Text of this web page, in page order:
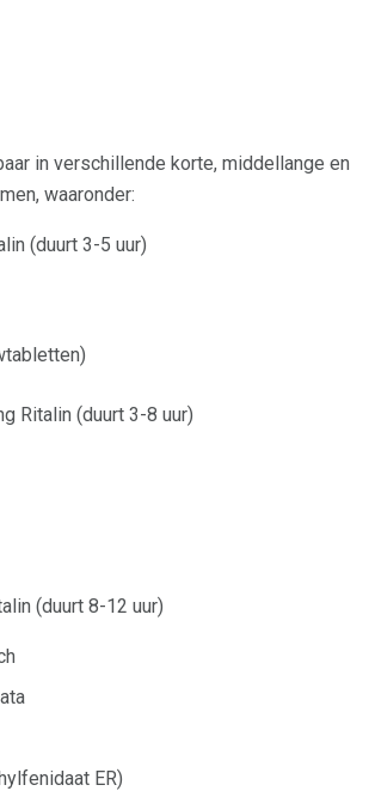
in verschillende korte, middellange en
waaronder:
(duurt 3-5 uur)
Ritalin (duurt 3-8 uur)
(duurt 8-12 uur)
ER)